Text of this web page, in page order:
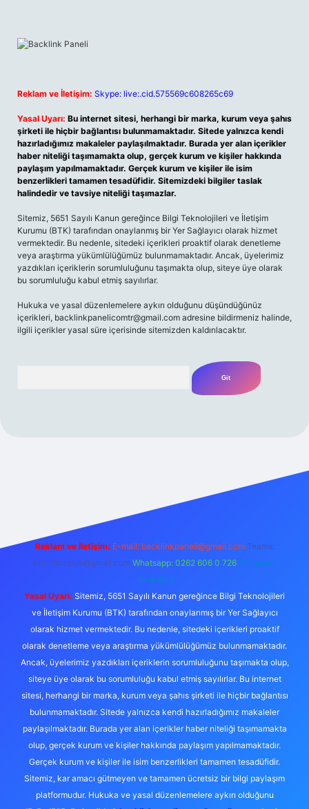
Reklam ve İletişim: Skype: live:.cid.575569c608265c69
Yasal Uyarı: Bu internet sitesi, herhangi bir marka, kurum veya şahıs
şirketi ile hiçbir bağlantısı bulunmamaktadır. Sitede yalnızca kendi
hazırladığımız makaleler paylaşılmaktadır. Burada yer alan içerikler
haber niteliği taşımamakta olup, gerçek kurum ve kişiler hakkında
paylaşım yapılmamaktadır. Gerçek kurum ve kişiler ile isim
benzerlikleri tamamen tesadüfidir. Sitemizdeki bilgiler taslak
halindedir ve tavsiye niteliği taşımazlar.
Sitemiz, 5651 Sayılı Kanun gereğince Bilgi Teknolojileri ve İletişim
Kurumu (BTK) tarafından onaylanmış bir Yer Sağlayıcı olarak hizmet
vermektedir. Bu nedenle, sitedeki içerikleri proaktif olarak denetleme
veya araştırma yükümlülüğümüz bulunmamaktadır. Ancak, üyelerimiz
yazdıkları içeriklerin sorumluluğunu taşımakta olup, siteye üye olarak
bu sorumluluğu kabul etmiş sayılırlar.
Hukuka ve yasal düzenlemelere aykırı olduğunu düşündüğünüz
içerikleri, backlinkpanelicomtr@gmail.com adresine bildirmeniz halinde,
ilgili içerikler yasal süre içerisinde sitemizden kaldırılacaktır.
Reklam ve İletişim: E-mail: backlinkpaneli@gmail.com Teams:
forumhizmeti@gmail.com Whatsapp: 0262 606 0 726 Telegram:
@karabul
Yasal Uyarı: Sitemiz, 5651 Sayılı Kanun gereğince Bilgi Teknolojileri
ve İletişim Kurumu (BTK) tarafından onaylanmış bir Yer Sağlayıcı
olarak hizmet vermektedir. Bu nedenle, sitedeki içerikleri proaktif
olarak denetleme veya araştırma yükümlülüğümüz bulunmamaktadır.
Ancak, üyelerimiz yazdıkları içeriklerin sorumluluğunu taşımakta olup,
siteye üye olarak bu sorumluluğu kabul etmiş sayılırlar. Bu internet
sitesi, herhangi bir marka, kurum veya şahıs şirketi ile hiçbir bağlantısı
bulunmamaktadır. Sitede yalnızca kendi hazırladığımız makaleler
paylaşılmaktadır. Burada yer alan içerikler haber niteliği taşımamakta
olup, gerçek kurum ve kişiler hakkında paylaşım yapılmamaktadır.
Gerçek kurum ve kişiler ile isim benzerlikleri tamamen tesadüfidir.
Sitemiz, kar amacı gütmeyen ve tamamen ücretsiz bir bilgi paylaşım
platformudur. Hukuka ve yasal düzenlemelere aykırı olduğunu